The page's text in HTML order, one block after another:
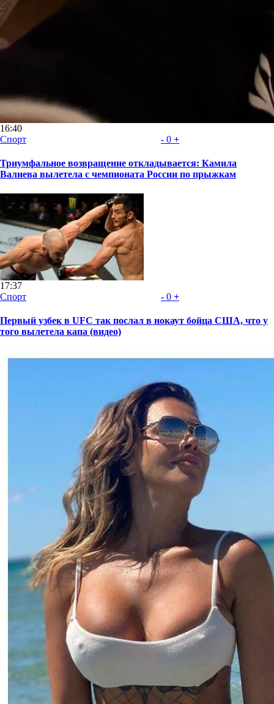
16:40
Спорт
- 0 +
Триумфальное возвращение откладывается: Камила
Валиева вылетела с чемпионата России по прыжкам
17:37
Спорт
- 0 +
Первый узбек в UFC так послал в нокаут бойца США, что у
того вылетела капа (видео)